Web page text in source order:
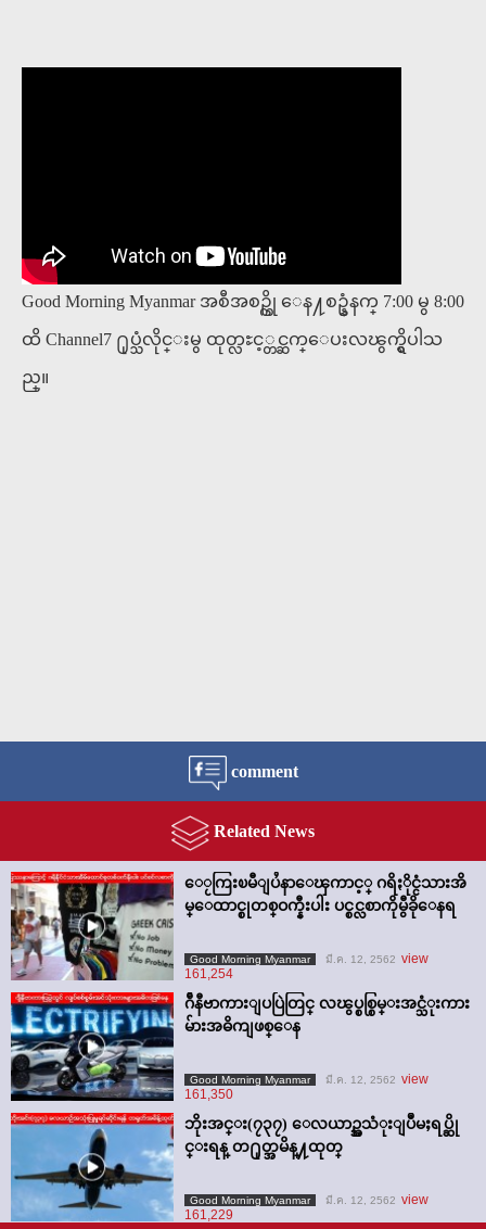
Good Morning Myanmar အစီအစဥ္ကို ေန႔စဥ္နံနက္ 7:00 မွ 8:00
ထိ Channel7 ႐ုပ္သံလိုင္းမွ ထုတ္လႊင့္တင္ဆက္ေပးလၽွက္ရွိပါသ
ည္။
comment
Related News
ေႂကြးၿမီျပႆနာေၾကာင့္ ဂရိႏိုင္ငံသားအိ
မ္ေထာင္စုတစ္ဝက္နီးပါး ပင္စင္လစာကိုမွီခိုေနရ
Good Morning Myanmar มี.ค. 12, 2562 view
161,254
ဂ်ီနီဗာကားျပပြဲတြင္ လၽွပ္စစ္စြမ္းအင္သံုးကား
မ်ားအဓိကျဖစ္ေန
Good Morning Myanmar มี.ค. 12, 2562 view
161,350
ဘိုးအင္း(၇၃၇) ေလယာဥ္အသံုးျပဳမႈရပ္ဆို
င္းရန္ တ႐ုတ္အမိန္႔ထုတ္
Good Morning Myanmar มี.ค. 12, 2562 view
161,229